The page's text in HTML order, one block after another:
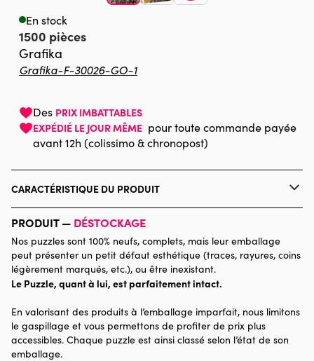
En stock
1500 pièces
Grafika
Grafika-F-30026-GO-1
Des PRIX IMBATTABLES
EXPÉDIÉ LE JOUR MÊME pour toute commande payée
avant 12h (colissimo & chronopost)
CARACTÉRISTIQUE DU PRODUIT
Catégorie Puzzles - Animaux sauvages
Age
Puzzle pour Adultes (500 à
Provenance Made in France
PRODUIT — DÉSTOCKAGE
Nos puzzles sont 100% neufs, complets, mais leur emballage
peut présenter un petit défaut esthétique (traces, rayures, coins
légèrement marqués, etc.), ou être inexistant.
Le Puzzle, quant à lui, est parfaitement intact.
En valorisant des produits à l’emballage imparfait, nous limitons
le gaspillage et vous permettons de profiter de prix plus
accessibles. Chaque puzzle est ainsi classé selon l’état de son
emballage.